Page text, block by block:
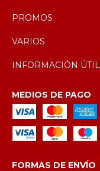
PROMOS
VARIOS
INFORMACIÓN ÚTIL
MEDIOS DE PAGO
FORMAS DE ENVÍO